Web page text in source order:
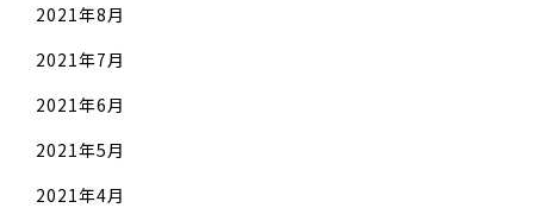
2021年8月
2021年7月
2021年6月
2021年5月
2021年4月